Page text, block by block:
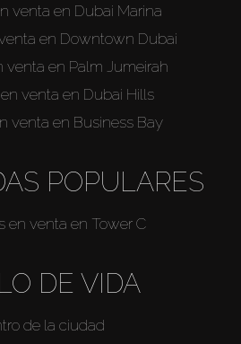
venta en Dubai Marina
en Downtown Dubai
venta en Palm Jumeirah
venta en Dubai Hills
venta en Business Bay
POPULARES
en venta en Tower C
DE VIDA
de la ciudad